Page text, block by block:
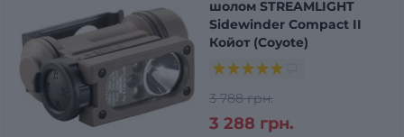
шолом STREAMLIGHT
Sidewinder Compact II
Койот (Coyote)
3 788 грн.
3 288 грн.